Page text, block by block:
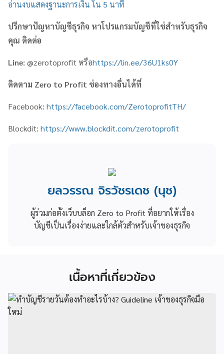
อ่านงบแสดงฐานะการเงิน ใน 5 นาที
ปรึกษาปัญหาบัญชีธุรกิจ หาโปรแกรมบัญชีที่ใช่สำหรับธุรกิจ
คุณ ติดต่อ
Line: @zerotoprofit หรือhttps://lin.ee/36U1ks0Y
ติดตาม Zero to Profit ช่องทางอื่นได้ที่
Facebook: https://facebook.com/ZerotoprofitTH/
Blockdit: https://www.blockdit.com/zerotoprofit
ยลวรรณ จิรวัชรเดช (นุช)
ผู้ร่วมก่อตั้งเว็บบล็อก Zero to Profit ที่อยากให้เรื่อง
บัญชีเป็นเรื่องง่ายและใกล้ตัวสำหรับเจ้าของธุรกิจ
เนื้อหาที่เกี่ยวข้อง